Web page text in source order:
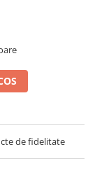
de fidelitate